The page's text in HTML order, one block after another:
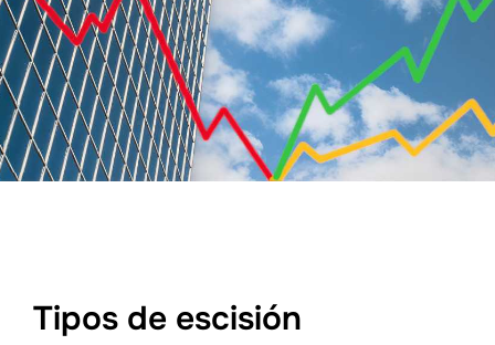
Tipos de escisión